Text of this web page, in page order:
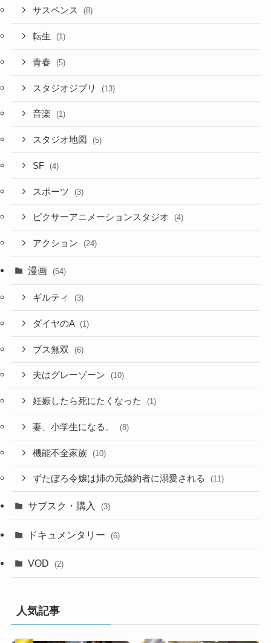
サスペンス (8)
転生 (1)
青春 (5)
スタジオジブリ (13)
音楽 (1)
スタジオ地図 (5)
SF (4)
スポーツ (3)
ピクサーアニメーションスタジオ (4)
アクション (24)
漫画 (54)
ギルティ (3)
ダイヤのA (1)
ブス無双 (6)
夫はグレーゾーン (10)
妊娠したら死にたくなった (1)
妻、小学生になる。 (8)
機能不全家族 (10)
ずたぼろ令嬢は姉の元婚約者に溺愛される (11)
サブスク・購入 (3)
ドキュメンタリー (6)
VOD (2)
人気記事